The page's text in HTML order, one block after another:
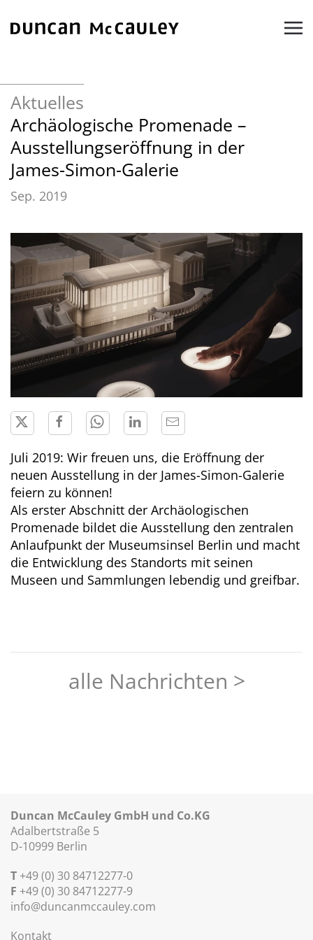
Zum Hauptinhalt springen
Aktuelles
Archäologische Promenade –
Ausstellungseröffnung in der
James-Simon-Galerie
Sep. 2019
Juli 2019: Wir freuen uns, die Eröffnung der
neuen Ausstellung in der James-Simon-Galerie
feiern zu können!
Als erster Abschnitt der Archäologischen
Promenade bildet die Ausstellung den zentralen
Anlaufpunkt der Museumsinsel Berlin und macht
die Entwicklung des Standorts mit seinen
Museen und Sammlungen lebendig und greifbar.
alle Nachrichten >
Duncan McCauley GmbH und Co.KG
Adalbertstraße 5
D-10999 Berlin
T +49 (0) 30 84712277-0
F +49 (0) 30 84712277-9
info@duncanmccauley.com
Kontakt